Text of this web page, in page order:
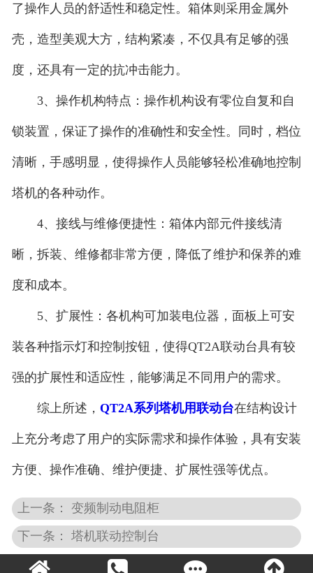
了操作人员的舒适性和稳定性。箱体则采用金属外
壳，造型美观大方，结构紧凑，不仅具有足够的强
度，还具有一定的抗冲击能力。
3、操作机构特点：操作机构设有零位自复和自
锁装置，保证了操作的准确性和安全性。同时，档位
清晰，手感明显，使得操作人员能够轻松准确地控制
塔机的各种动作。
4、接线与维修便捷性：箱体内部元件接线清
晰，拆装、维修都非常方便，降低了维护和保养的难
度和成本。
5、扩展性：各机构可加装电位器，面板上可安
装各种指示灯和控制按钮，使得QT2A联动台具有较
强的扩展性和适应性，能够满足不同用户的需求。
综上所述， QT2A系列塔机用联动台在结构设计
上充分考虑了用户的实际需求和操作体验，具有安装
方便、操作准确、维护便捷、扩展性强等优点。
上一条： 变频制动电阻柜
下一条： 塔机联动控制台